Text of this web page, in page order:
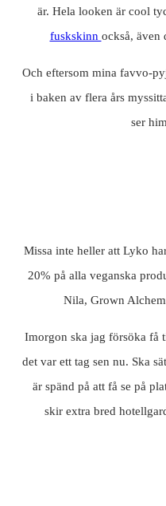
är. Hela looken är cool
fuskskinn också, även
Och eftersom mina favvo-
i baken av flera års
ser
Missa inte heller att Lyko
20% på alla veganska
Nila, Grown
Imorgon ska jag försöka få
det var ett tag sen nu. Ska
är spänd på att få se på
skir extra bred